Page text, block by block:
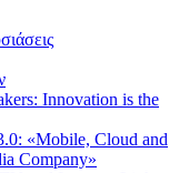
Innovation is the
«Mobile, Cloud and
Company»